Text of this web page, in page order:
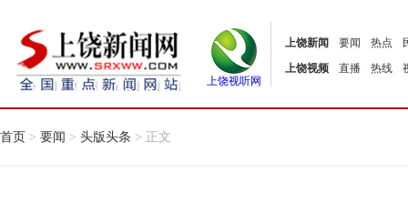
上饶视听网
上饶新闻 要闻 热点
上饶视频
直播 热线
首页 > 要闻 > 头版头条 > 正文